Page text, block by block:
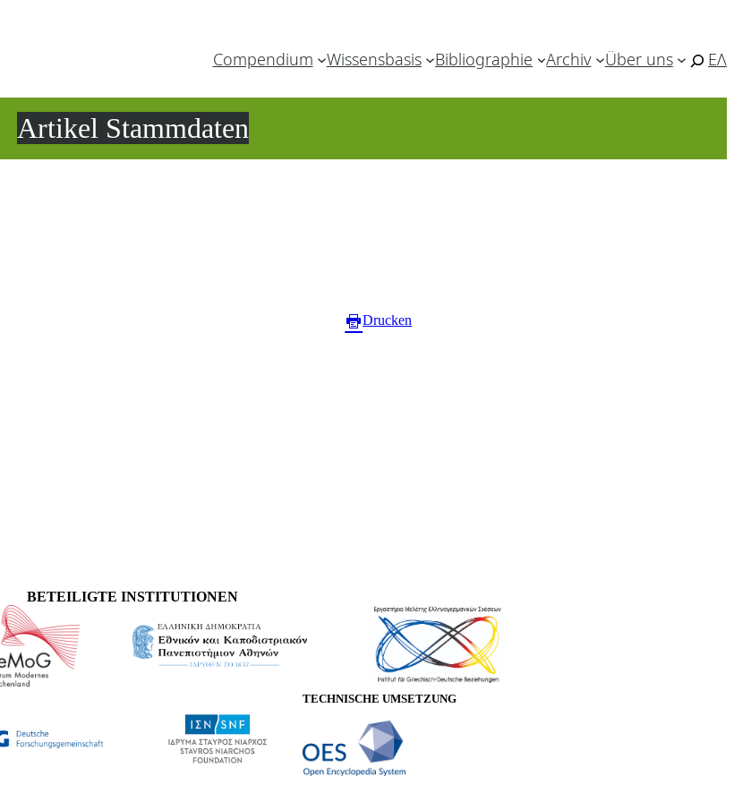
Compendium Wissensbasis Bibliographie Archiv Über uns ΕΛ
Artikel Stammdaten
Drucken
BETEILIGTE INSTITUTIONEN
TECHNISCHE UMSETZUNG